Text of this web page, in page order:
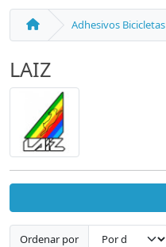
Adhesivos Bicicletas
LAIZ
Ordenar por